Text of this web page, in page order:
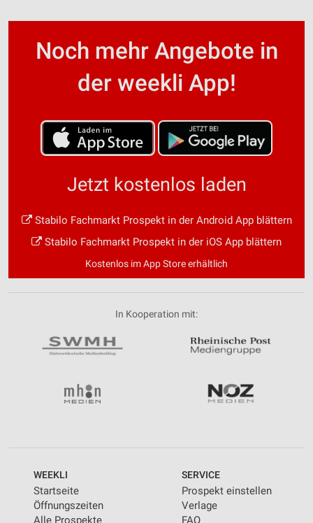
Noch mehr Angebote in
der weekli App!
Jetzt kostenlos laden
Stabilo Fachmarkt Prospekt in der Android App blättern
Stabilo Fachmarkt Prospekt in der iOS App blättern
Kostenlos im App Store erhältlich
In Kooperation mit:
WEEKLI
Startseite
Öffnungszeiten
Alle Prospekte
SERVICE
Prospekt einstellen
Verlage
FAQ